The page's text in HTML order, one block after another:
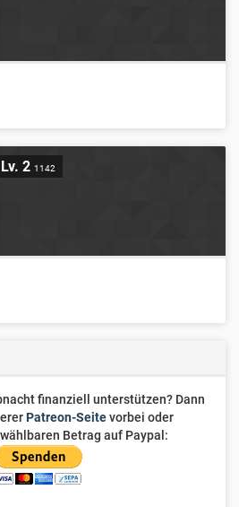
2 1142
finanziell unterstützen? Dann
Patreon-Seitevorbei oder
Betrag auf Paypal: